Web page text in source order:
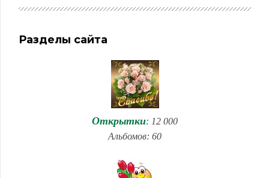
Разделы сайта
Открытки: 12 000
Альбомов: 60